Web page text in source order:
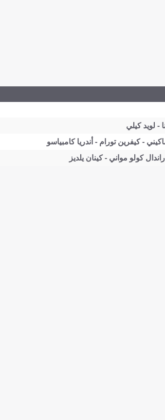
- لويد كيلي
- كيفرين تورام - أندريا كامبياسو
كولو مواني - كينان يلديز